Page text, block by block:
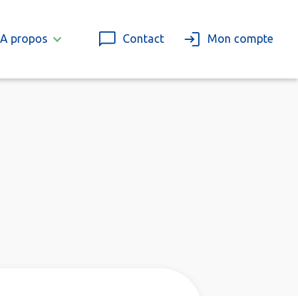
A propos Contact Mon compte